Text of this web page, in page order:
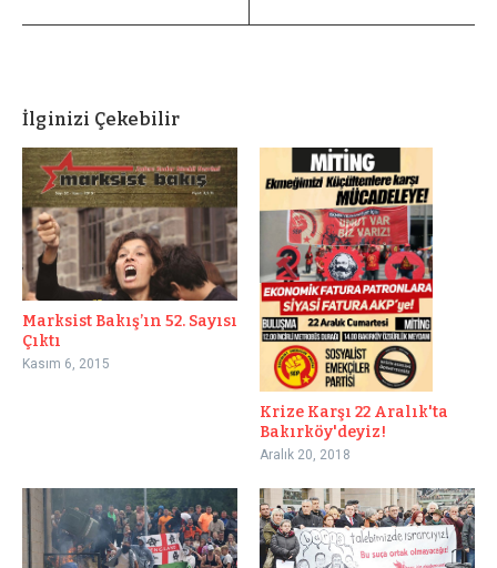
İlginizi Çekebilir
Marksist Bakış’ın 52. Sayısı
Çıktı
Kasım 6, 2015
Krize Karşı 22 Aralık'ta
Bakırköy'deyiz!
Aralık 20, 2018